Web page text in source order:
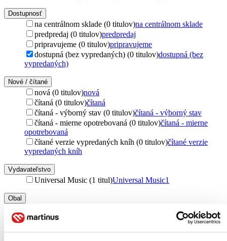
Dostupnosť
na centrálnom sklade (0 titulov)na centrálnom sklade
predpredaj (0 titulov)predpredaj
pripravujeme (0 titulov)pripravujeme
dostupná (bez vypredaných) (0 titulov)dostupná (bez
vypredaných)
Nové / čítané
nová (0 titulov)nová
čítaná (0 titulov)čítaná
čítaná - výborný stav (0 titulov)čítaná - výborný stav
čítaná - mierne opotrebovaná (0 titulov)čítaná - mierne
opotrebovaná
čítané verzie vypredaných kníh (0 titulov)čítané verzie
vypredaných kníh
Vydavateľstvo
Universal Music (1 titul)Universal Music1
Obal